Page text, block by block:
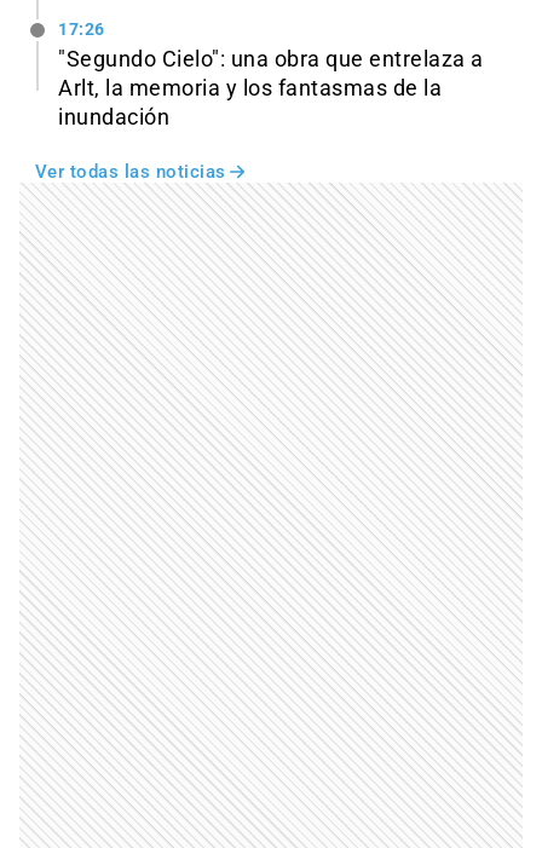
17:26
"Segundo Cielo": una obra que entrelaza a
Arlt, la memoria y los fantasmas de la
inundación
Ver todas las noticias